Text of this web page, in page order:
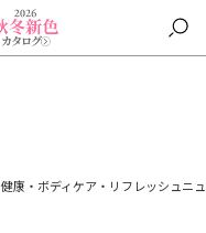
健康・ボディケア・リフレッシュニ